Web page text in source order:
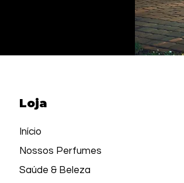
Loja
Início
Nossos Perfumes
Saúde & Beleza